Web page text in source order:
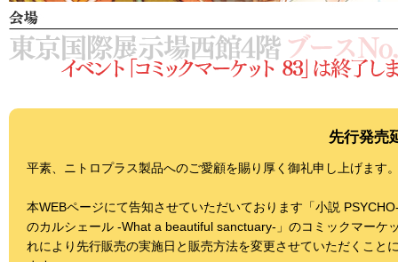
先行発売
平素、ニトロプラス製品へのご愛顧を賜り厚く御礼申し上げます
本WEBページにて告知させていただいております「小説
のカルシェール -What a beautiful sanctuary-」のコミックマーケ
れにより先行販売の実施日と販売方法を変更させていただくこと